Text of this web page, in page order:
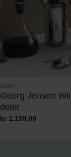
1000+
Georg Jensen
deler
kr 1.159,00